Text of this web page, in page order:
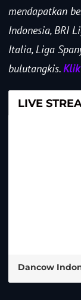
mendapatkan
Indonesia, BRI
Italia, Liga
bulutangkis.
LIVE
Dancow